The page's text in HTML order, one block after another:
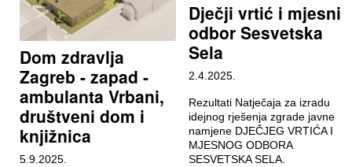
Dom zdravlja
Zagreb - zapad -
ambulanta Vrbani,
društveni dom i
knjižnica
5.9.2025.
Dječji vrtić i mjesni
odbor Sesvetska
Sela
2.4.2025.
Rezultati Natječaja za izradu
idejnog rješenja zgrade javne
namjene DJEČJEG VRTIĆA I
MJESNOG ODBORA
SESVETSKA SELA.